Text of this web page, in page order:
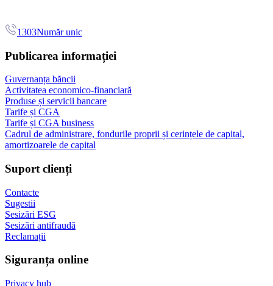
1303Număr unic
Publicarea informației
Guvernanța băncii
Activitatea economico-financiară
Produse și servicii bancare
Tarife și CGA
Tarife și CGA business
Cadrul de administrare, fondurile proprii și cerințele de capital,
amortizoarele de capital
Suport clienți
Contacte
Sugestii
Sesizări ESG
Sesizări antifraudă
Reclamații
Siguranța online
Privacy hub